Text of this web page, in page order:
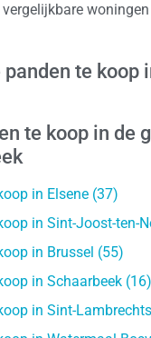
te koop
te koop in de
in Elsene (37)
in Sint-Joost-ten-
in Brussel (55)
in Schaarbeek (16)
in Sint-